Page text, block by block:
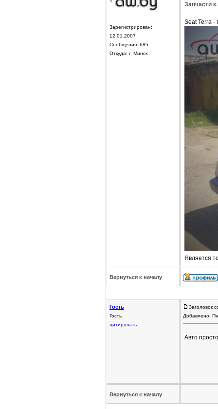
Зарегистрирован:
12.01.2007
Сообщения: 685
Откуда: г. Минск
Запчасти к
Seat Terra -
Является
Вернуться к началу
Гость
Гость
цитировать
Заголовок
Добавлено:
Авто
Вернуться к началу